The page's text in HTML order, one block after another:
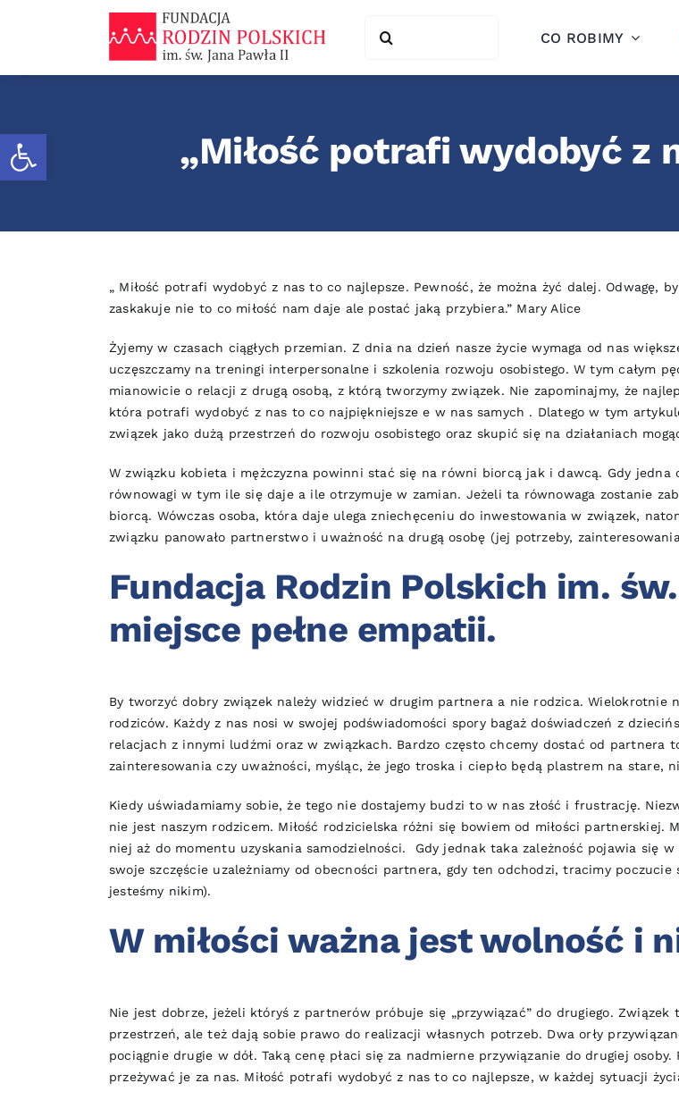
Otwórz pasek narzędzi
for:
CO ROBIMY
„Miłość potrafi wydobyć z
„ Miłość potrafi wydobyć z nas to co najlepsze. Pewność, że można żyć dalej. Odwagę,
zaskakuje nie to co miłość nam daje ale postać jaką przybiera.” Mary Alice
Żyjemy w czasach ciągłych przemian. Z dnia na dzień nasze życie wymaga od nas
uczęszczamy na treningi interpersonalne i szkolenia rozwoju osobistego. W tym całym
mianowicie o relacji z drugą osobą, z którą tworzymy związek. Nie zapominajmy, że
która potrafi wydobyć z nas to co najpiękniejsze e w nas samych . Dlatego w tym
związek jako dużą przestrzeń do rozwoju osobistego oraz skupić się na działaniach
W związku kobieta i mężczyzna powinni stać się na równi biorcą jak i dawcą. Gdy
równowagi w tym ile się daje a ile otrzymuje w zamian. Jeżeli ta równowaga zostanie
biorcą. Wówczas osoba, która daje ulega zniechęceniu do inwestowania w związek,
związku panowało partnerstwo i uważność na drugą osobę (jej potrzeby,
Fundacja Rodzin Polskich im.
miejsce pełne empatii.
By tworzyć dobry związek należy widzieć w drugim partnera a nie rodzica. Wielokrotnie
rodziców. Każdy z nas nosi w swojej podświadomości spory bagaż doświadczeń z
relacjach z innymi ludźmi oraz w związkach. Bardzo często chcemy dostać od partnera
zainteresowania czy uważności, myśląc, że jego troska i ciepło będą plastrem na stare,
Kiedy uświadamiamy sobie, że tego nie dostajemy budzi to w nas złość i frustrację.
nie jest naszym rodzicem. Miłość rodzicielska różni się bowiem od miłości partnerskiej.
niej aż do momentu uzyskania samodzielności. Gdy jednak taka zależność pojawia się
swoje szczęście uzależniamy od obecności partnera, gdy ten odchodzi, tracimy
jesteśmy nikim).
W miłości ważna jest wolność i
Nie jest dobrze, jeżeli któryś z partnerów próbuje się „przywiązać” do drugiego.
przestrzeń, ale też dają sobie prawo do realizacji własnych potrzeb. Dwa orły
pociągnie drugie w dół. Taką cenę płaci się za nadmierne przywiązanie do drugiej
przeżywać je za nas. Miłość potrafi wydobyć z nas to co najlepsze, w każdej sytuacji